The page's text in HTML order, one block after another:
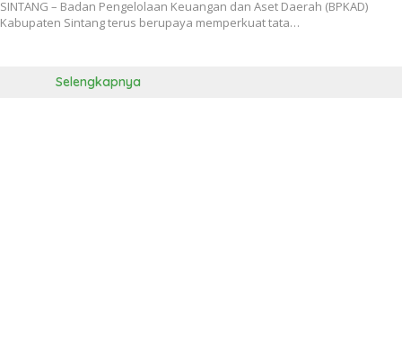
SINTANG – Badan Pengelolaan Keuangan dan Aset Daerah (BPKAD)
Kabupaten Sintang terus berupaya memperkuat tata…
Selengkapnya